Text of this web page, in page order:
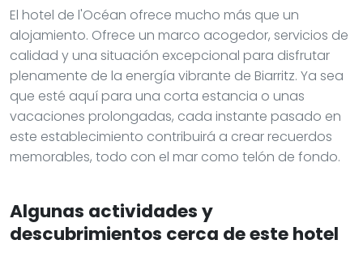
El hotel de l'Océan ofrece mucho más que un
alojamiento. Ofrece un marco acogedor, servicios de
calidad y una situación excepcional para disfrutar
plenamente de la energía vibrante de Biarritz. Ya sea
que esté aquí para una corta estancia o unas
vacaciones prolongadas, cada instante pasado en
este establecimiento contribuirá a crear recuerdos
memorables, todo con el mar como telón de fondo.
Algunas actividades y
descubrimientos cerca de este hotel